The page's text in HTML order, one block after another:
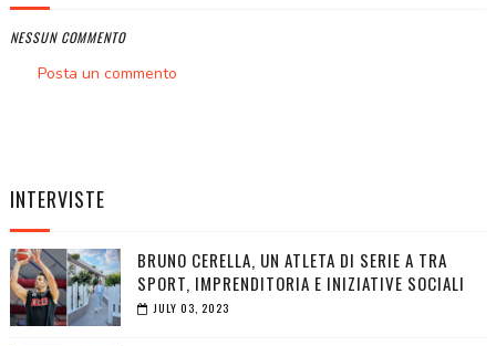
NESSUN COMMENTO
Posta un commento
INTERVISTE
BRUNO CERELLA, UN ATLETA DI SERIE A TRA
SPORT, IMPRENDITORIA E INIZIATIVE SOCIALI
JULY 03, 2023